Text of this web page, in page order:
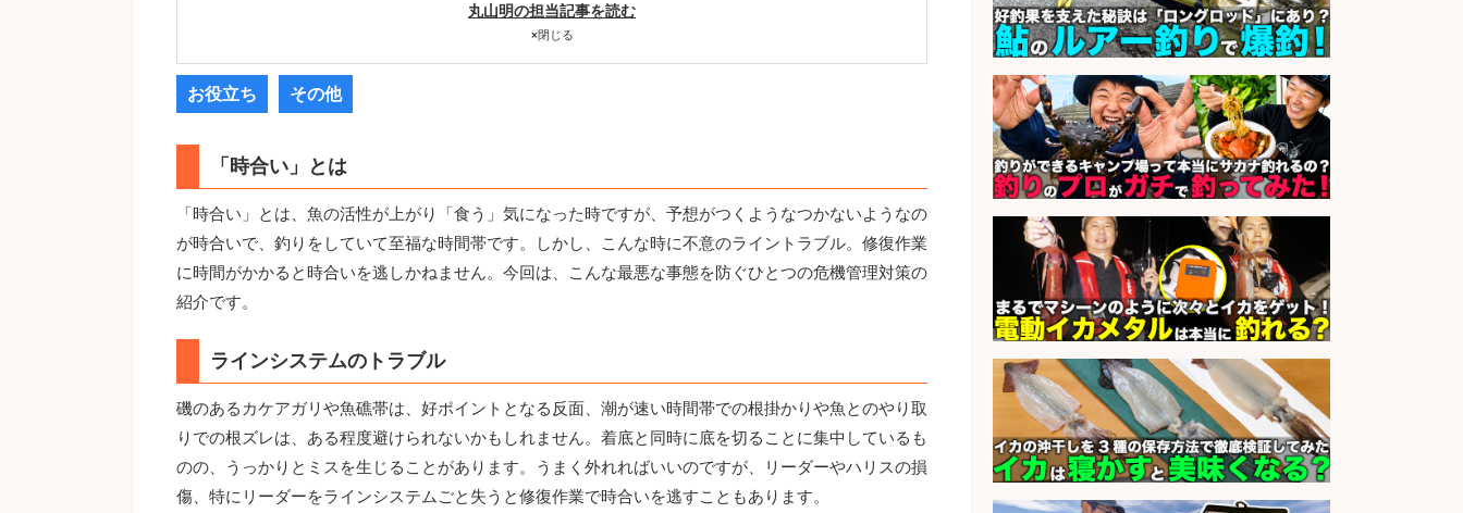
丸山明の担当記事を読む
×閉じる
お役立ち その他
「時合い」とは
「時合い」とは、魚の活性が上がり「食う」気になった時ですが、予想がつくようなつかないようなの
が時合いで、釣りをしていて至福な時間帯です。しかし、こんな時に不意のライントラブル。修復作業
に時間がかかると時合いを逃しかねません。今回は、こんな最悪な事態を防ぐひとつの危機管理対策の
紹介です。
ラインシステムのトラブル
磯のあるカケアガリや魚礁帯は、好ポイントとなる反面、潮が速い時間帯での根掛かりや魚とのやり取
りでの根ズレは、ある程度避けられないかもしれません。着底と同時に底を切ることに集中しているも
のの、うっかりとミスを生じることがあります。うまく外れればいいのですが、リーダーやハリスの損
傷、特にリーダーをラインシステムごと失うと修復作業で時合いを逃すこともあります。
1日2h
会社名 オーケー株式会社
sponsored by 求人ボックス
人材紹介事業責任者候補/飲食業界
向けSaaS企業「魚ぽち」/東証グロ
ース市場上場
会社名 株式会社フーディソン
sponsored by 求人ボックス
レジカウンター/お釣りの計算不要
の簡単レジ 未経験も安心の研修あり
1日2h
会社名 オーケー株式会社
sponsored by 求人ボックス
レジカウンター/夕方勤務で時給UP